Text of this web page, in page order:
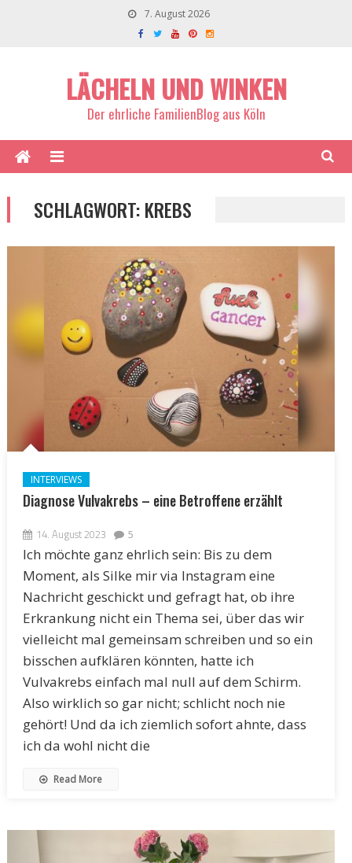
7. August 2026
LÄCHELN UND WINKEN
Der ehrliche FamilienBlog aus Köln
SCHLAGWORT:KREBS
INTERVIEWS
Diagnose Vulvakrebs – eine Betroffene erzählt
14. August 2023 5
Ich möchte ganz ehrlich sein: Bis zu dem
Moment, als Silke mir via Instagram eine
Nachricht geschickt und gefragt hat, ob ihre
Erkrankung nicht ein Thema sei, über das wir
vielleicht mal gemeinsam schreiben und so ein
bisschen aufklären könnten, hatte ich
Vulvakrebs einfach mal null auf dem Schirm.
Also wirklich so gar nicht; schlicht noch nie
gehört! Und da ich ziemlich sofort ahnte, dass
ich da wohl nicht die
Read More